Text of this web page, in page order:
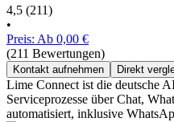
4,5 (211)
•
Preis: Ab 0,00 €
(211 Bewertungen)
Kontakt aufnehmen Direkt
Lime Connect ist die deutsche
Serviceprozesse über Chat,
automatisiert, inklusive